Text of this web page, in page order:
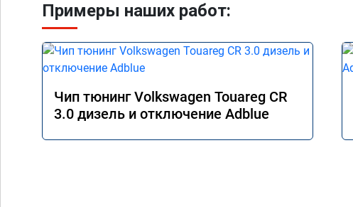
Примеры наших работ:
Чип тюнинг Volkswagen Touareg CR
3.0 дизель и отключение Adblue